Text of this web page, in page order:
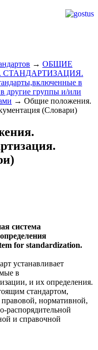
→ ОБЩИЕ
в
в другие группы и/или
→ Общие положения.
(Словари)
система
for standardization.
устанавливает
в
и их определения.
стандартом,
правовой, нормативной,
распорядительной
и справочной